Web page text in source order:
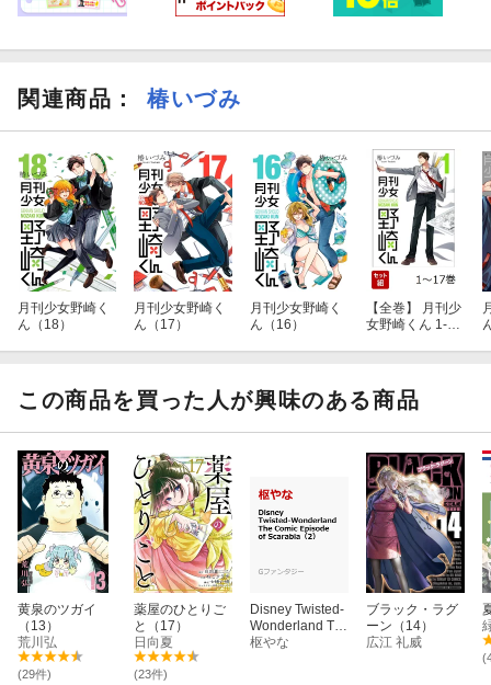
関連商品 ： 椿いづみ
月刊少女野崎く
ん（18）
月刊少女野崎く
ん（17）
月刊少女野崎く
ん（16）
【全巻】 月刊少
女野崎くん 1-17
この商品を買った人が興味のある商品
黄泉のツガイ
（13）
荒川弘
(29件)
薬屋のひとりご
と（17）
日向夏
(23件)
Disney Twisted-
Wonderland Th
e Comic Episod
枢やな
ブラック・ラグ
ーン（14）
広江 礼威